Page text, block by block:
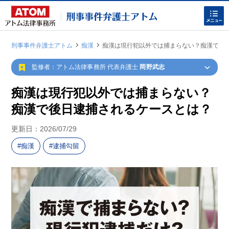
ホームに戻る
刑事事件の無料相談
家族が逮捕された方はこちら
刑事事件弁護士アトム |痴漢 |痴漢は現行犯以外では捕まらない？痴漢で後
監修者：アトム法律事務所 代表弁護士 岡野武志
痴漢は現行犯以外では捕まらない？
痴漢で後日逮捕されるケースとは？
更新日： 2026/07/29
痴漢 逮捕勾留